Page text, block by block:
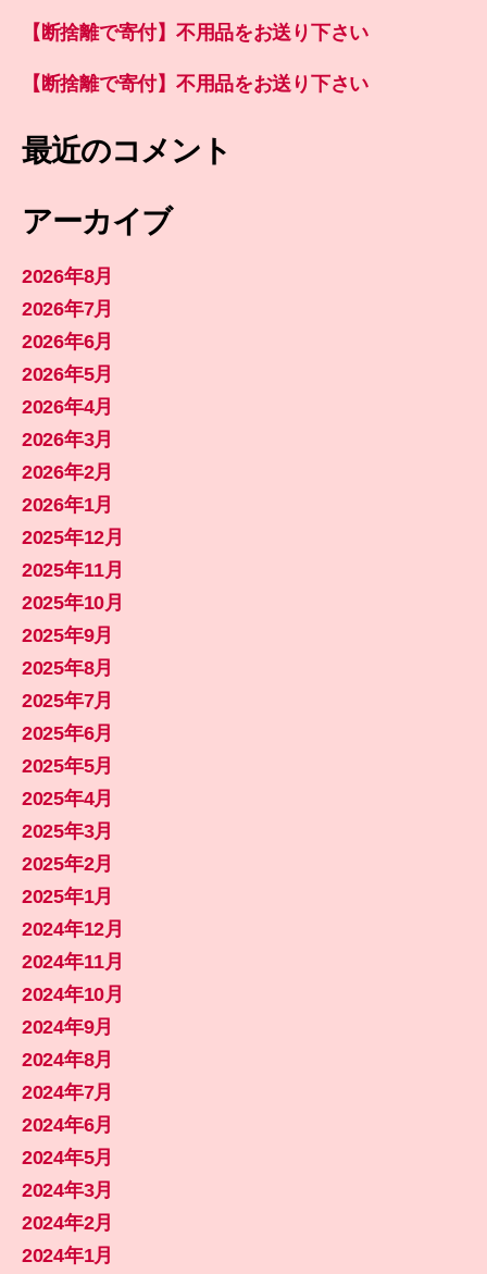
【断捨離で寄付】不用品をお送り下さい
【断捨離で寄付】不用品をお送り下さい
最近のコメント
アーカイブ
2026年8月
2026年7月
2026年6月
2026年5月
2026年4月
2026年3月
2026年2月
2026年1月
2025年12月
2025年11月
2025年10月
2025年9月
2025年8月
2025年7月
2025年6月
2025年5月
2025年4月
2025年3月
2025年2月
2025年1月
2024年12月
2024年11月
2024年10月
2024年9月
2024年8月
2024年7月
2024年6月
2024年5月
2024年3月
2024年2月
2024年1月